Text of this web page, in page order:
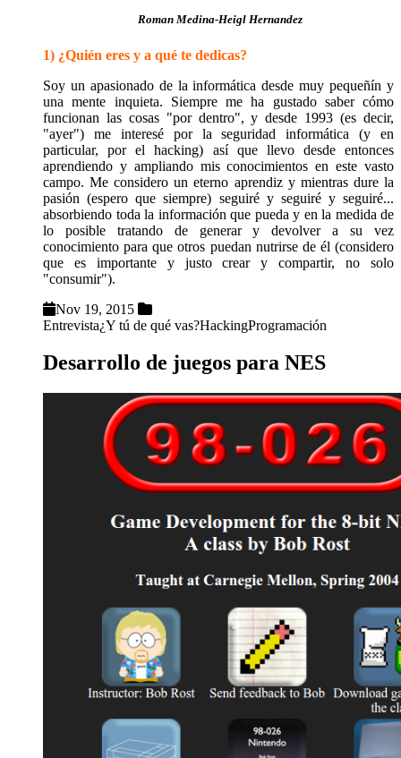
Roman Medina-Heigl Hernandez
1) ¿Quién eres y a qué te dedicas?
Soy un apasionado de la informática desde muy pequeñín y
una mente inquieta. Siempre me ha gustado saber cómo
funcionan las cosas "por dentro", y desde 1993 (es decir,
"ayer") me interesé por la seguridad informática (y en
particular, por el hacking) así que llevo desde entonces
aprendiendo y ampliando mis conocimientos en este vasto
campo. Me considero un eterno aprendiz y mientras dure la
pasión (espero que siempre) seguiré y seguiré y seguiré...
absorbiendo toda la información que pueda y en la medida de
lo posible tratando de generar y devolver a su vez
conocimiento para que otros puedan nutrirse de él (considero
que es importante y justo crear y compartir, no solo
"consumir").
Nov 19, 2015
Entrevista¿Y tú de qué vas?HackingProgramación
Desarrollo de juegos para NES